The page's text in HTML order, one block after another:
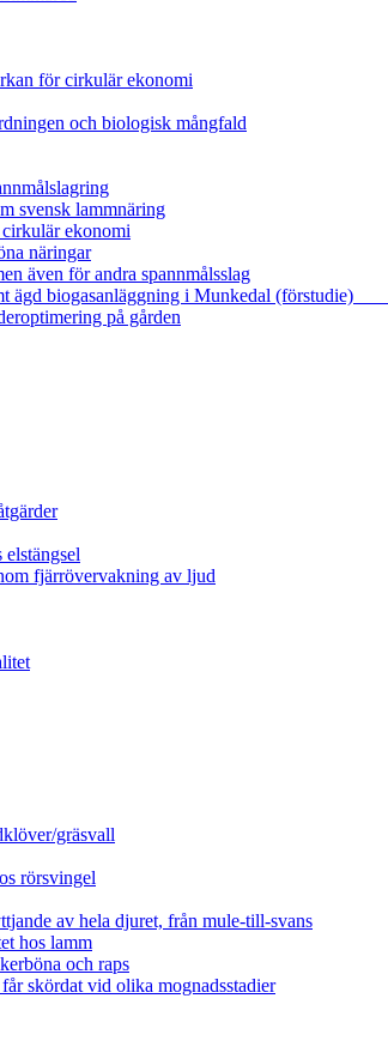
för cirkulär ekonomi
och biologisk mångfald
svensk lammnäring
ekonomi
näringar
även för andra spannmålsslag
ägd biogasanläggning i Munkedal (förstudie)
på gården
fjärrövervakning av ljud
gräsvall
rörsvingel
av hela djuret, från mule-till-svans
hos lamm
och raps
skördat vid olika mognadsstadier